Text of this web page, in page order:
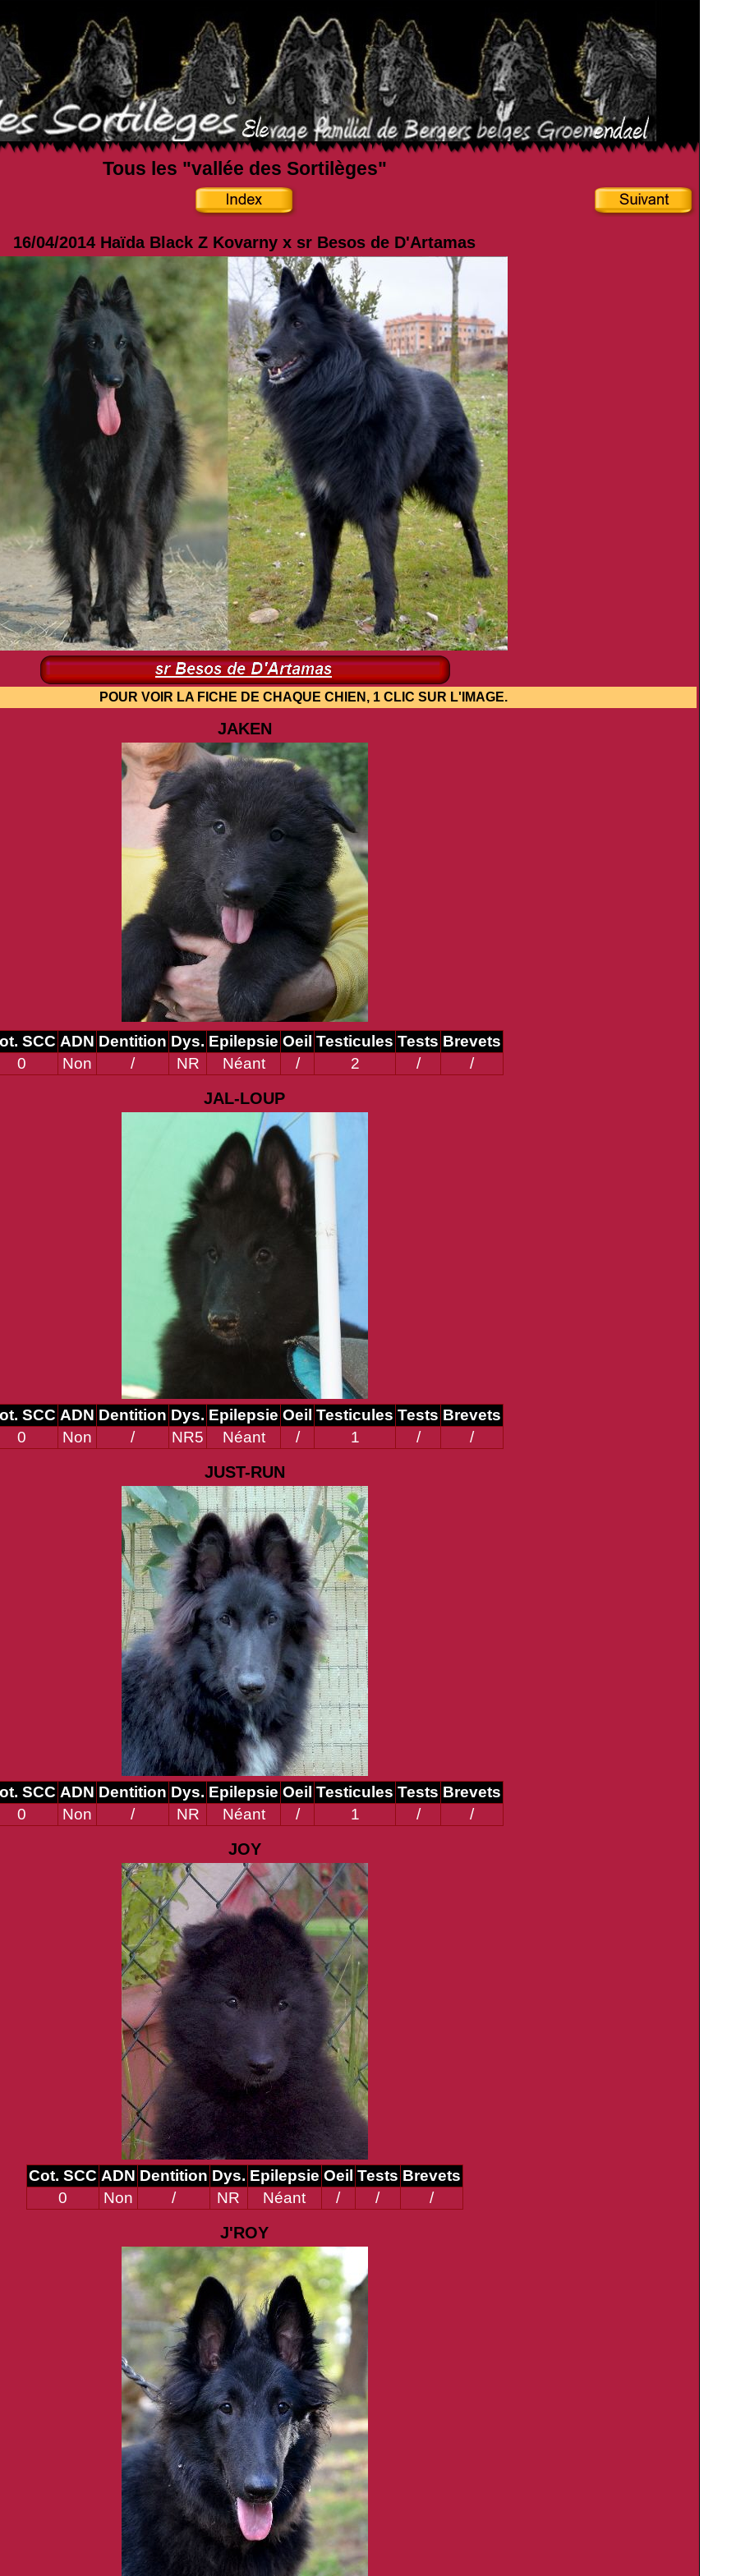
Tous les "vallée des Sortilèges"
16/04/2014 Haïda Black Z Kovarny x sr Besos de D'Artamas
VOIR LA FICHE DE CHAQUE CHIEN, 1 CLIC SUR L'IMAGE.
JAKEN
SCC ADN Dentition Dys. Epilepsie Oeil Testicules Tests Brevets
0
Non / NR Néant / 2 / /
JAL-LOUP
SCC ADN Dentition Dys. Epilepsie Oeil Testicules Tests Brevets
0
Non / NR5 Néant / 1 / /
JUST-RUN
SCC ADN Dentition Dys. Epilepsie Oeil Testicules Tests Brevets
0
Non / NR Néant / 1 / /
JOY
Cot. SCC ADN Dentition Dys. Epilepsie Oeil Tests Brevets
0
Non / NR Néant / / /
J'ROY